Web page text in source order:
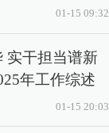
01-15 09:32
实干担当谱新
年工作综述
01-15 20:03